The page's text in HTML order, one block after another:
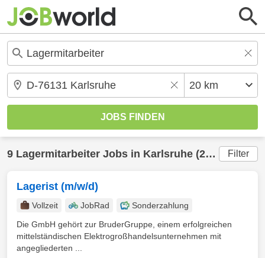
9 Lagermitarbeiter Jobs in Karlsruhe (20 km) gefunden Filter
Lagerist (m/w/d)
Vollzeit JobRad
Sonderzahlung
Die GmbH gehört zur BruderGruppe, einem erfolgreichen
mittelständischen Elektrogroßhandelsunternehmen mit
angegliederten ...